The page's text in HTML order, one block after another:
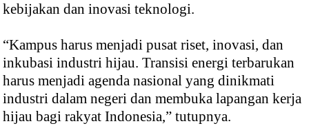
kebijakan dan inovasi teknologi.
“Kampus harus menjadi pusat riset, inovasi, dan
inkubasi industri hijau. Transisi energi terbarukan
harus menjadi agenda nasional yang dinikmati
industri dalam negeri dan membuka lapangan kerja
hijau bagi rakyat Indonesia,” tutupnya.